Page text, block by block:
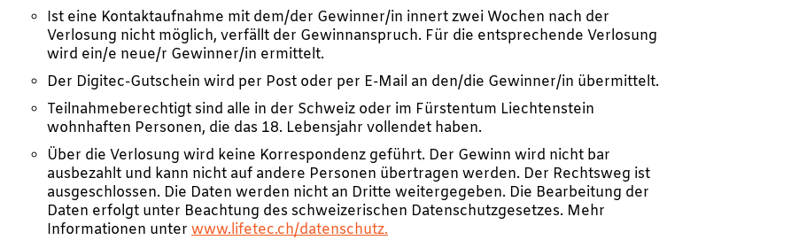
Ist eine Kontaktaufnahme mit dem/der Gewinner/in innert zwei Wochen nach der
Verlosung nicht möglich, verfällt der Gewinnanspruch. Für die entsprechende Verlosung
wird ein/e neue/r Gewinner/in ermittelt.
Der Digitec-Gutschein wird per Post oder per E-Mail an den/die Gewinner/in übermittelt.
Teilnahmeberechtigt sind alle in der Schweiz oder im Fürstentum Liechtenstein
wohnhaften Personen, die das 18. Lebensjahr vollendet haben.
Über die Verlosung wird keine Korrespondenz geführt. Der Gewinn wird nicht bar
ausbezahlt und kann nicht auf andere Personen übertragen werden. Der Rechtsweg ist
ausgeschlossen. Die Daten werden nicht an Dritte weitergegeben. Die Bearbeitung der
Daten erfolgt unter Beachtung des schweizerischen Datenschutzgesetzes. Mehr
Informationen unter www.lifetec.ch/datenschutz.